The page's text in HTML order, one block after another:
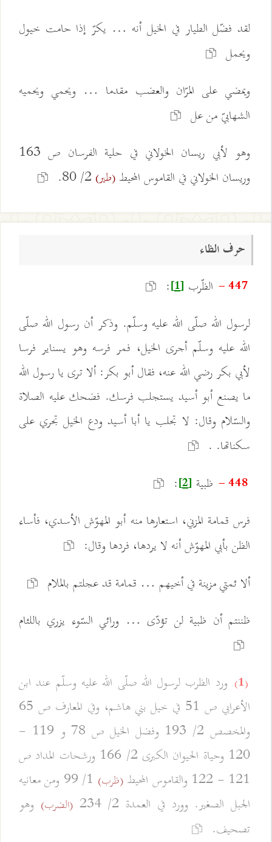
لقد فضّل الطيار في الخيل أنه … يكرّ إذا حامت خيول
ويحمل
ويمضي على المرّان والعضب مقدما … ويحمي ويحميه
الشهابيّ من عل
وهو لأبي ريسان الخولاني في حلية الفرسان ص 163
وريسان الخولاني في القاموس المحيط(طير)
حرف الظاء
447 - الظّرب [1]
:
لرسول الله صلّى الله عليه وسلّم. وذكر أن رسول الله صلّى
الله عليه وسلّم أجرى الخيل، فمر فرسه وهو يسناير فرسا
لأبي بكر رضي الله عنه، فقال أبو بكر: ألا ترى يا رسول الله
ما يصنع أبو أسيد يستجلب فرسك. فضحك عليه الصلاة
والسّلام وقال: لا تجلب يا أبا أسيد ودع الخيل تجري على
سكناتها. .
448 - ظبية [2]
:
فرس قمامة المزني، استعارها منه أبو المهوّش الأسدي، فأساء
الظن بأبي المهوّش أنه لا يردها، فردها وقال:
ألا ئمتي مزينة في أخيهم … قمامة قد عجلتم بالملام
ظننتم أن ظبية لن تؤدّى … ورائي السّوء يزري باللئام
(1)
ورد الظرب لرسول الله صلّى الله عليه وسلّم عند ابن
الأعرابي ص 51 في خيل بني هاشم، وفي المعارف ص 65
والمخصص 2/ 193 وفضل الخيل ص 78 و 119 -
120 وحياة الحيوان الكبرى 2/ 166 ورشحات المداد ص
121 - 122 والقاموس المحيط
(ظرب)
1/ 99 ومن معانيه
الجبل الصغير. وورد في العمدة 2/ 234
(الضرب) وهو
تصحيف.